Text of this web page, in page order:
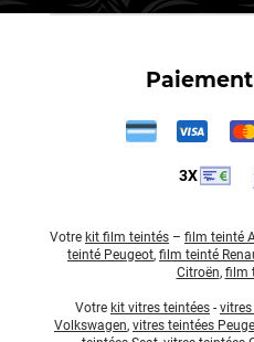
3X
Votre kit film teintés – film teinté
teinté Peugeot, film teinté
Citroën, film
Votre kit vitres teintées -
Volkswagen, vitres teintées